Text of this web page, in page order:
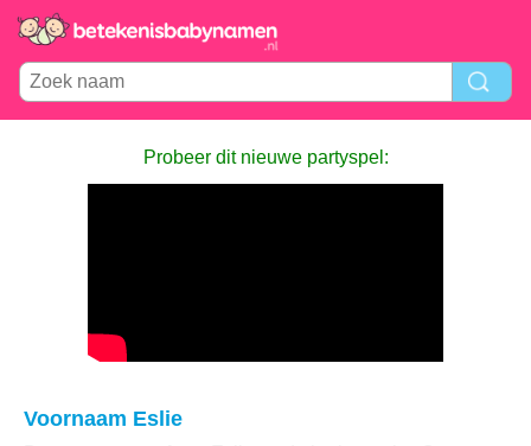
Probeer dit nieuwe partyspel:
Voornaam Eslie